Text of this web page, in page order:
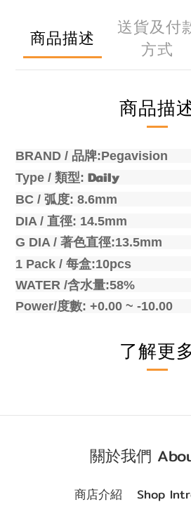
商品描述
送貨及付
方式
商品描
BRAND / 品牌:Pegavision
Type / 類型: Daily
BC / 弧度: 8.6mm
DIA / 直徑: 14.5mm
G DIA / 著色直徑:13.5mm
1 Pack / 每盒:10pcs
WATER /含水量:58%
Power/度數: +0.00 ~ -10.00
了解更
關於我們
商店介紹 Shop